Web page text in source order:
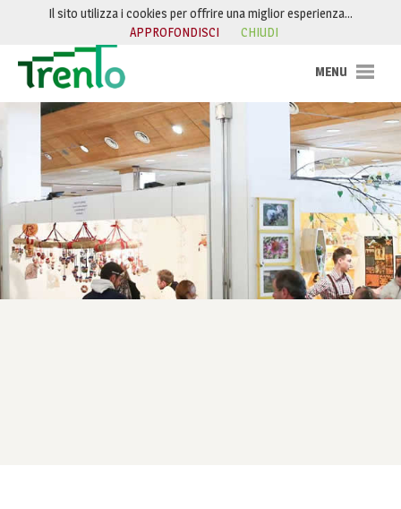
Salta al contenuto
Il sito utilizza i cookies per offrire una miglior esperienza…
APPROFONDISCI
CHIUDI